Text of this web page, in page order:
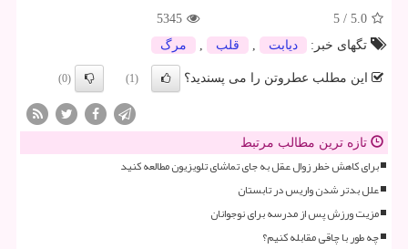
5.0
/
5
5345
تگهای خبر:
دیابت قلب مرگ
این مطلب عطروتن را می پسندید؟ (1)
(0)
تازه ترین مطالب مرتبط
برای کاهش خطر زوال عقل به جای تماشای تلویزیون مطالعه کنید
علل بدتر شدن واریس در تابستان
مزیت ورزش پس از مدرسه برای نوجوانان
چه طور با چاقی مقابله کنیم؟